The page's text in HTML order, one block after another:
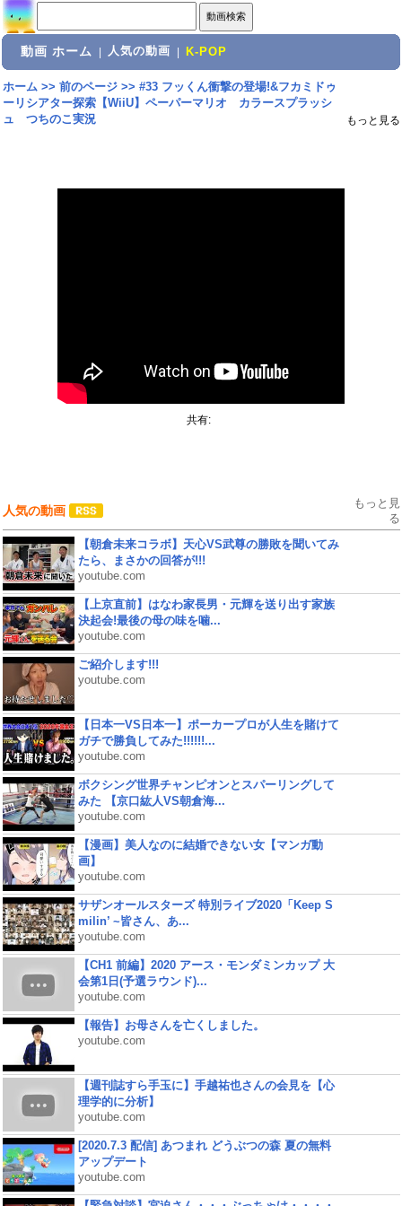
動画 ホーム 人気の動画 K-POP
ホーム>> 前のページ>> #33 フッくん衝撃の登場!&フカミドゥ
ーリシアター探索【WiiU】ペーパーマリオ カラースプラッシ
ュ つちのこ実況
もっと見る
共有:
人気の動画
もっと見
る
【朝倉未来コラボ】天心VS武尊の勝敗を聞いてみ
たら、まさかの回答が!!!
youtube.com
【上京直前】はなわ家長男・元輝を送り出す家族
決起会!最後の母の味を噛...
youtube.com
ご紹介します!!!
youtube.com
【日本一VS日本一】ポーカープロが人生を賭けて
ガチで勝負してみた!!!!!!...
youtube.com
ボクシング世界チャンピオンとスパーリングして
みた 【京口紘人VS朝倉海...
youtube.com
【漫画】美人なのに結婚できない女【マンガ動
画】
youtube.com
サザンオールスターズ 特別ライブ2020「Keep S
milin’ ~皆さん、あ...
youtube.com
【CH1 前編】2020 アース・モンダミンカップ 大
会第1日(予選ラウンド)...
youtube.com
【報告】お母さんを亡くしました。
youtube.com
【週刊誌すら手玉に】手越祐也さんの会見を【心
理学的に分析】
youtube.com
[2020.7.3 配信] あつまれ どうぶつの森 夏の無料
アップデート
youtube.com